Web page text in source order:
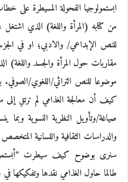
ابستمولوجيا الفحولة المسيطرة على
من كتابه (المرأة واللغة) الذي اشتغل
للنص الإبداعي/ والادبي؛ او في
مقاربات حول المرأة والجسد واللغة)
موضوعا للنص التراثي/اللغوي/
كيف أن معالجة الغذامي لم ترتقِ إلى
صياغة/وتأويل النظرية النسوية وبما
والدراسات الثقافية واللسانية
سنرى بوضوح كيف سيطرت
طالما حاول الغذامي نقدها وتفكيكها في